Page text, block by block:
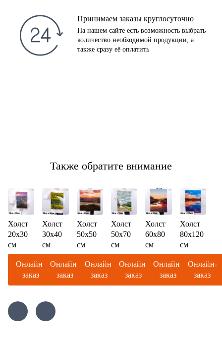
Принимаем заказы круглосуточно
На нашем сайте есть возможность выбрать
количество необходимой продукции, а
также сразу её оплатить
Также обратите внимание
Холст
20х30
см
Онлайн-
заказ
Холст
30х40
см
Онлайн-
заказ
Холст
50х50
см
Онлайн-
заказ
Холст
50х70
см
Онлайн-
заказ
Холст
60х80
см
Онлайн-
заказ
Холст
80х120
см
Онлайн-
заказ